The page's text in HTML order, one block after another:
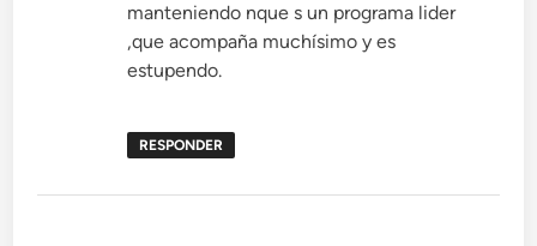
manteniendo nque s un programa lider
,que acompaña muchísimo y es
estupendo.
RESPONDER